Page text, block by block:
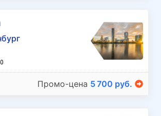
Промо-цена 5 700 руб.